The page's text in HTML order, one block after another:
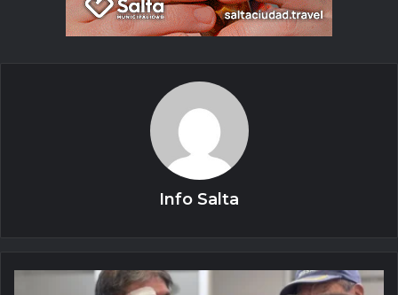
Info Salta